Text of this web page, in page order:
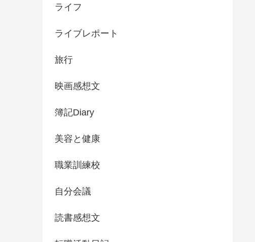
ライフ
ライブレポート
旅行
映画感想文
簿記Diary
美容と健康
職業訓練校
自分会議
読書感想文